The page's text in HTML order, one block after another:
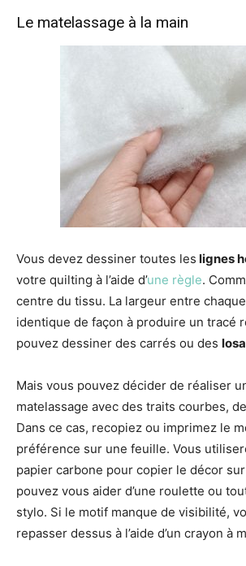
Le matelassage à la main
Vous devez dessiner toutes les lignes
votre quilting à l’aide d’une règle.
centre du tissu. La largeur entre
identique de façon à produire un tracé
pouvez dessiner des carrés ou des
Mais vous pouvez décider de réaliser
matelassage avec des traits courbes,
Dans ce cas, recopiez ou imprimez le
préférence sur une feuille. Vous
papier carbone pour copier le décor
pouvez vous aider d’une roulette ou
stylo. Si le motif manque de visibilité,
repasser dessus à l’aide d’un crayon à